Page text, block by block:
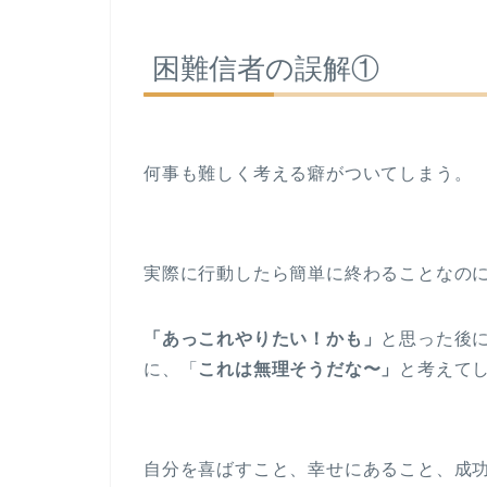
困難信者の誤解①
何事も難しく考える癖がついてしまう。
実際に行動したら簡単に終わることなの
「あっこれやりたい！かも」
と思った後
に、「 これは無理そうだな〜」 と考えて
自分を喜ばすこと、幸せにあること、成